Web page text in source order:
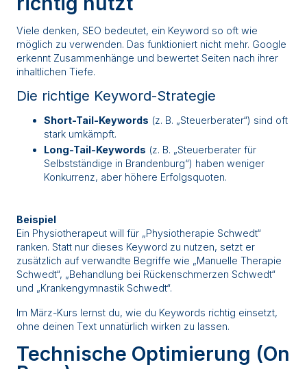
Viele denken, SEO bedeutet, ein Keyword so oft wie
möglich zu verwenden. Das funktioniert nicht mehr. Google
erkennt Zusammenhänge und bewertet Seiten nach ihrer
inhaltlichen Tiefe.
Die richtige Keyword-Strategie
Short-Tail-Keywords (z. B. „Steuerberater“) sind oft
stark umkämpft.
Long-Tail-Keywords (z. B. „Steuerberater für
Selbstständige in Brandenburg“) haben weniger
Konkurrenz, aber höhere Erfolgsquoten.
Beispiel
Ein Physiotherapeut will für „Physiotherapie Schwedt“
ranken. Statt nur dieses Keyword zu nutzen, setzt er
zusätzlich auf verwandte Begriffe wie „Manuelle Therapie
Schwedt“, „Behandlung bei Rückenschmerzen Schwedt“
und „Krankengymnastik Schwedt“.
Im März-Kurs lernst du, wie du Keywords richtig einsetzt,
ohne deinen Text unnatürlich wirken zu lassen.
Technische Optimierung (On